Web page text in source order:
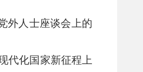
外人士座谈会上的
代化国 家新征程上